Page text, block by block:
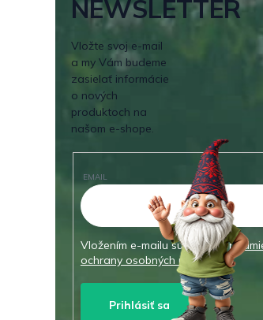
NEWSLETTER
Vložte svoj e-mail
a my Vám budeme
zasielať informácie
o nových
produktoch na
našom e-shope.
EMAIL
Vložením e-mailu súhlasíte s
ochrany osobných údajov
Prihlásiť sa